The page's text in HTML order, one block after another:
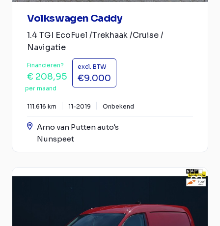
Volkswagen Caddy
1.4 TGI EcoFuel /Trekhaak /Cruise /
Navigatie
Financieren?
€ 208,95
per maand
excl. BTW
€9.000
111.616 km 11-2019 Onbekend
Arno van Putten auto's
Nunspeet